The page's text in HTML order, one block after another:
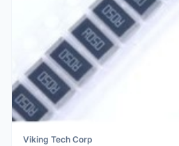
Viking Tech Corp